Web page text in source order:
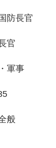
防長官
官
軍事
般